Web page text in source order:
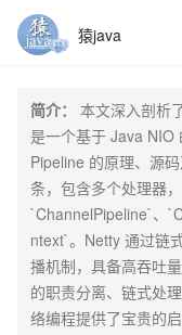
猿java
简介：
本文深入剖析
是一个基于 Java NIO
Pipeline 的原理、源
条，包含多个处理器
`ChannelPipeline`、
ntext`。Netty 通过链
播机制，具备高吞吐
的职责分离、链式处
络编程提供了宝贵的启